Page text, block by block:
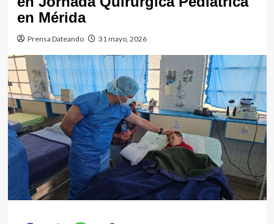
en Mérida
Prensa Dateando 31 mayo, 2026